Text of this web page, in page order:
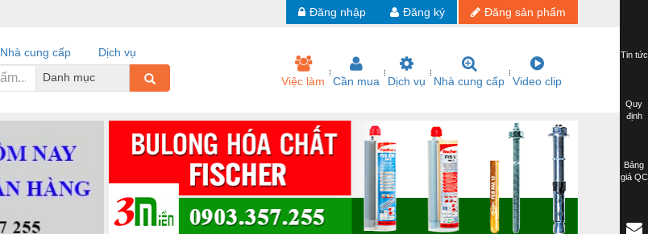
Đăng sản phẩm
Đăng ký
Đăng nhập
Nhà cung cấp
Dịch vụ
Danh mục
Việc làm Cần mua Dịch vụ Nhà cung cấp Video clip
Tin tức
Quy
định
Bảng
giá QC